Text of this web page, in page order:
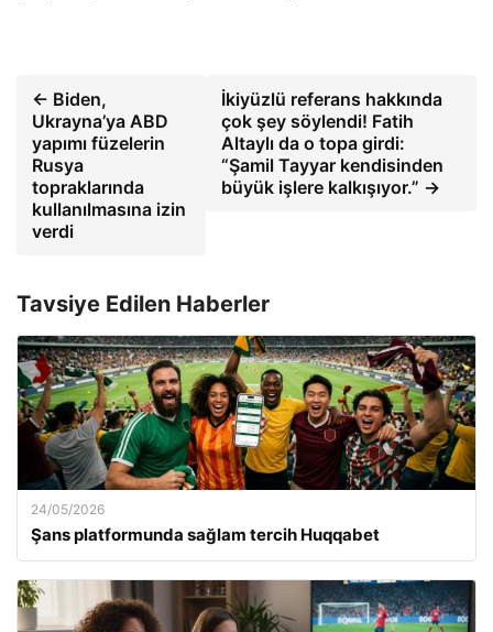
← Biden,
Ukrayna’ya ABD
yapımı füzelerin
Rusya
topraklarında
kullanılmasına izin
verdi
İkiyüzlü referans hakkında
çok şey söylendi! Fatih
Altaylı da o topa girdi:
“Şamil Tayyar kendisinden
büyük işlere kalkışıyor.” →
Tavsiye Edilen Haberler
24/05/2026
Şans platformunda sağlam tercih Huqqabet